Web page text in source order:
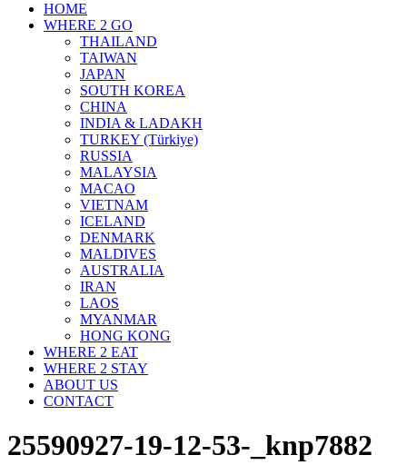
HOME
WHERE 2 GO
THAILAND
TAIWAN
JAPAN
SOUTH KOREA
CHINA
INDIA & LADAKH
TURKEY (Türkiye)
RUSSIA
MALAYSIA
MACAO
VIETNAM
ICELAND
DENMARK
MALDIVES
AUSTRALIA
IRAN
LAOS
MYANMAR
HONG KONG
WHERE 2 EAT
WHERE 2 STAY
ABOUT US
CONTACT
25590927-19-12-53-_knp7882